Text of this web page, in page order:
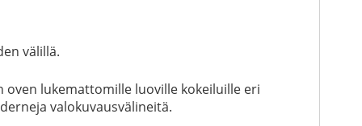
välillä.
lukemattomille luoville kokeiluille eri
valokuvausvälineitä.